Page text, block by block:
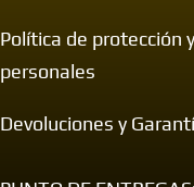
Política de protección
personales
Devoluciones y